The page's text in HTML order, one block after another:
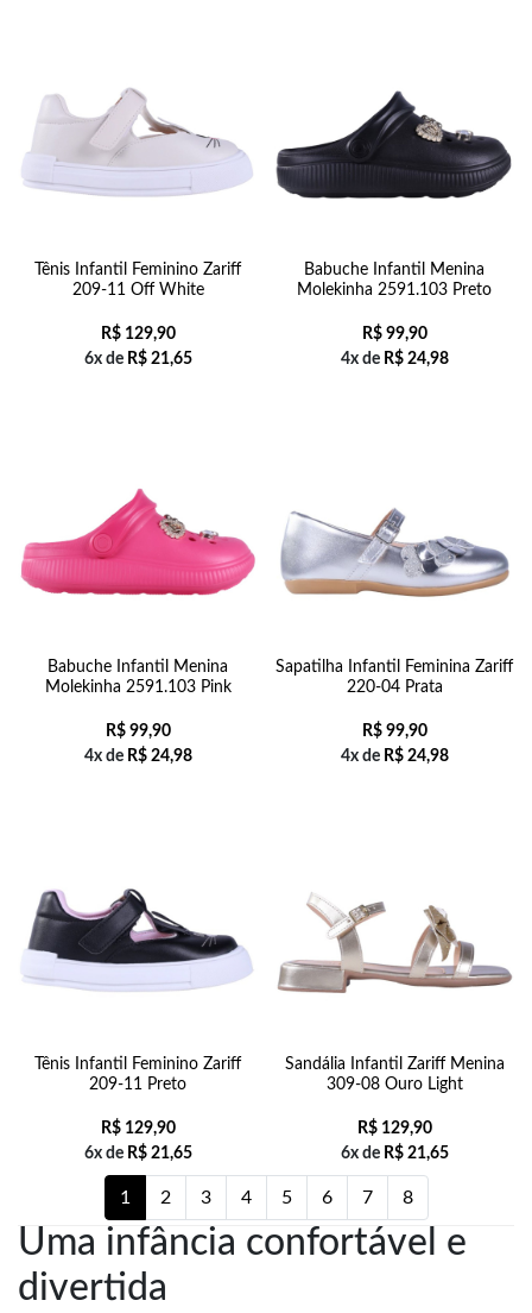
Tênis Infantil Feminino Zariff
209-11 Off White
R$129,90
6x de R$21,65
Babuche Infantil Menina
Molekinha 2591.103 Preto
R$99,90
4x de R$24,98
Babuche Infantil Menina
Molekinha 2591.103 Pink
R$99,90
4x de R$24,98
Sapatilha Infantil Feminina Zariff
220-04 Prata
R$99,90
4x de R$24,98
Tênis Infantil Feminino Zariff
209-11 Preto
R$129,90
6x de R$21,65
Sandália Infantil Zariff Menina
309-08 Ouro Light
R$129,90
6x de R$21,65
1 2 3 4 5 6 7 8
Uma infância confortável e
divertida